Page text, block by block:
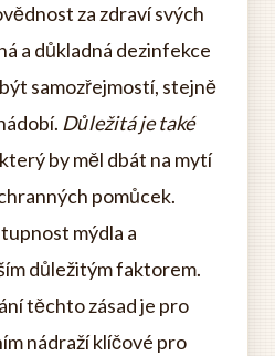
za zdraví svých
a důkladná dezinfekce
samozřejmostí, stejně
Důležitá je také
by měl dbát na mytí
pomůcek.
mýdla a
důležitým faktorem.
těchto zásad je pro
nádraží klíčové pro